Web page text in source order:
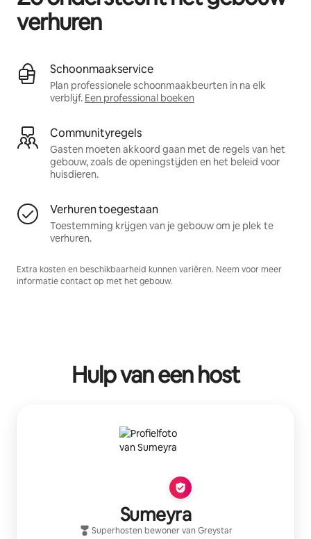
verhuren
Schoonmaakservice
Plan professionele schoonmaakbeurten in na elk
verblijf. Een professional boeken
Communityregels
Gasten moeten akkoord gaan met de regels van het
gebouw, zoals de openingstijden en het beleid voor
huisdieren.
Verhuren toegestaan
Toestemming krijgen van je gebouw om je plek te
verhuren.
Extra kosten en beschikbaarheid kunnen variëren. Neem voor meer
informatie contact op met het gebouw.
Hulp van een host
Sumeyra
Superhosten bewoner van Greystar